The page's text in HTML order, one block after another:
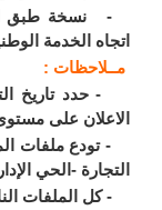
طبق الأصل
الخدمة الوطنية.
:
على مستوى وكالة
ملفات المترشحين
-الحي الإداري
الملفات الناقصة أو